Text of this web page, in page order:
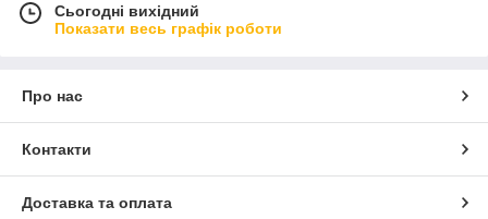
Сьогодні вихідний
Показати весь графік роботи
Про нас
Контакти
Доставка та оплата